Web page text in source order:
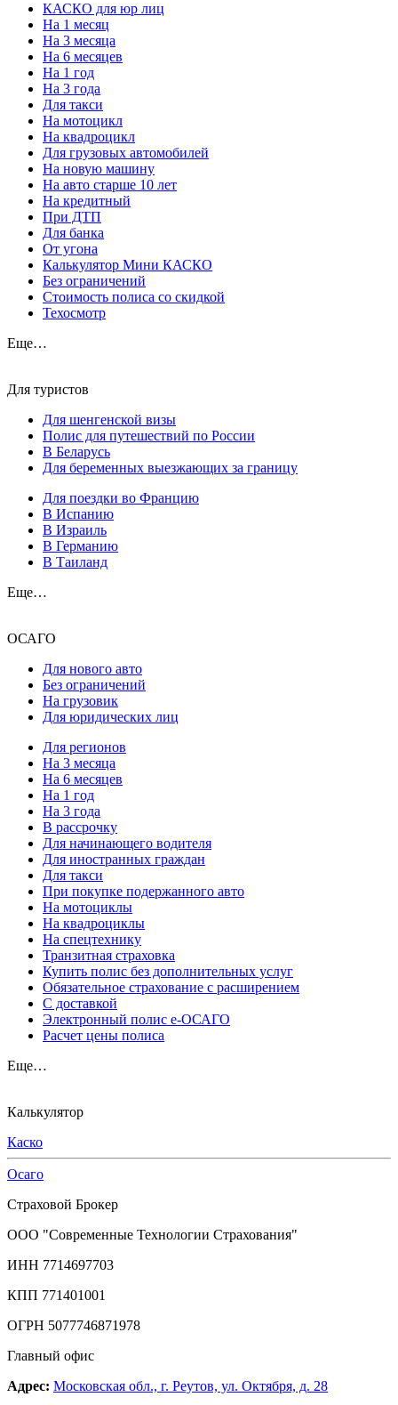
КАСКО для юр лиц
На 1 месяц
На 3 месяца
На 6 месяцев
На 1 год
На 3 года
Для такси
На мотоцикл
На квадроцикл
Для грузовых автомобилей
На новую машину
На авто старше 10 лет
На кредитный
При ДТП
Для банка
От угона
Калькулятор Мини КАСКО
Без ограничений
Стоимость полиса со скидкой
Техосмотр
Еще…
Для туристов
Для шенгенской визы
Полис для путешествий по России
В Беларусь
Для беременных выезжающих за границу
Для поездки во Францию
В Испанию
В Израиль
В Германию
В Таиланд
Еще…
ОСАГО
Для нового авто
Без ограничений
На грузовик
Для юридических лиц
Для регионов
На 3 месяца
На 6 месяцев
На 1 год
На 3 года
В рассрочку
Для начинающего водителя
Для иностранных граждан
Для такси
При покупке подержанного авто
На мотоциклы
На квадроциклы
На спецтехнику
Транзитная страховка
Купить полис без дополнительных услуг
Обязательное страхование с расширением
С доставкой
Электронный полис е-ОСАГО
Расчет цены полиса
Еще…
Калькулятор
Каско
Осаго
Страховой Брокер
ООО "Современные Технологии Страхования"
ИНН 7714697703
КПП 771401001
ОГРН 5077746871978
Главный офис
Адрес: Московская обл., г. Реутов, ул. Октября, д. 28